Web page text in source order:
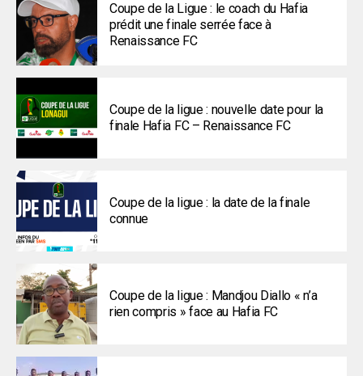
Coupe de la Ligue : le coach du Hafia
prédit une finale serrée face à
Renaissance FC
Coupe de la ligue : nouvelle date pour la
finale Hafia FC – Renaissance FC
Coupe de la ligue : la date de la finale
connue
Coupe de la ligue : Mandjou Diallo « n’a
rien compris » face au Hafia FC